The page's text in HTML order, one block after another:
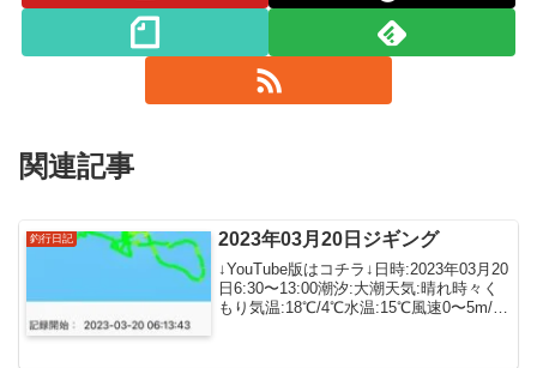
関連記事
釣行日記 2023年03月20日ジギング
↓YouTube版はコチラ↓日時:2023年03月20
日6:30〜13:00潮汐:大潮天気:晴れ時々く
もり気温:18℃/4℃水温:15℃風速0〜5m/s